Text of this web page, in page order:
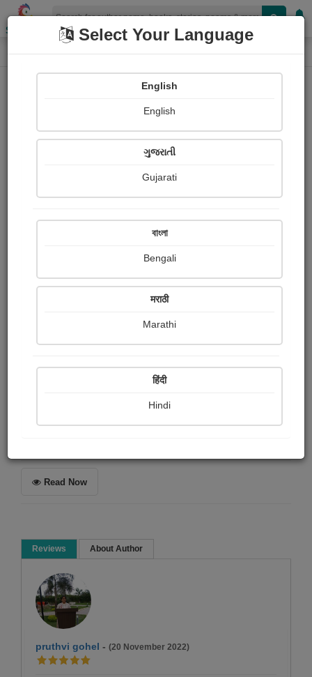
Shopizen
Home Book Details
પુરુષની વ્યથા
Summary
પુરુષના જીવનમાં એમને થતી વ્યથાની ટુકમાં કરેલ રજુઆત
Article & Essay
Read Now
Reviews About Author
pruthvi gohel - (20 November 2022)
Select Your Language
English
English
ગુજરાતી
Gujarati
বাংলা
Bengali
मराठी
Marathi
हिंदी
Hindi